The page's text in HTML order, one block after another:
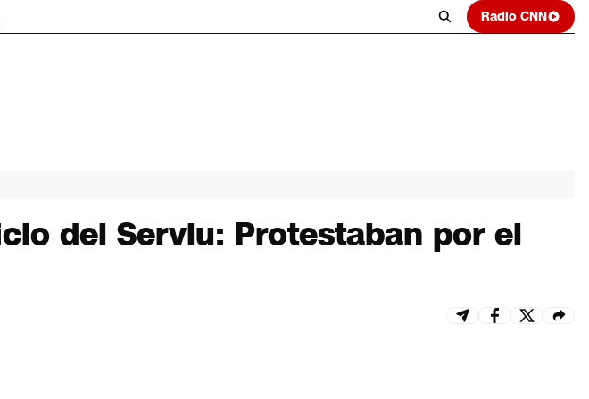
Radio CNN
del Serviu: Protestaban por el